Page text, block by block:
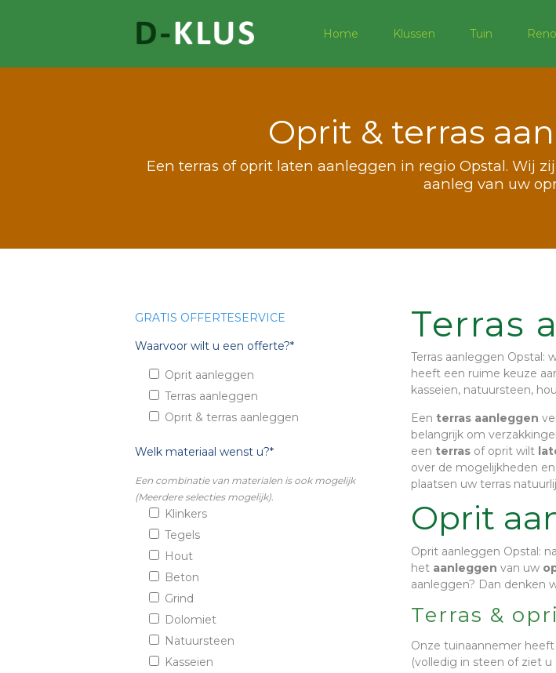
Home Klussen Tuin
Oprit & terras
Een terras of oprit laten aanleggen in regio Opstal. Wij
aanleg van uw
GRATIS OFFERTESERVICE
Waarvoor wilt u een offerte?*
Oprit aanleggen
Terras aanleggen
Oprit & terras aanleggen
Welk materiaal wenst u?*
Een combinatie van materialen is ook mogelijk
(Meerdere selecties mogelijk).
Klinkers
Tegels
Hout
Beton
Grind
Dolomiet
Natuursteen
Kasseien
Terras
Terras aanleggen Opstal:
heeft een ruime keuze
kasseien, natuursteen,
Een terras aanleggen
belangrijk om
een terrasof oprit wilt
over de mogelijkheden
plaatsen uw terras
Oprit
Oprit aanleggen Opstal:
het aanleggen van uw
aanleggen? Dan denken
Terras &
Onze tuinaannemer
(volledig in steen of ziet